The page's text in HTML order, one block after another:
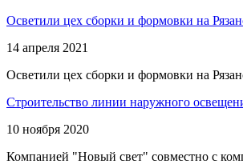
Осветили цех сборки и формовки на
14 апреля 2021
Осветили цех сборки и формовки на
Строительство линии наружного
10 ноября 2020
Компанией "Новый свет" совместно с